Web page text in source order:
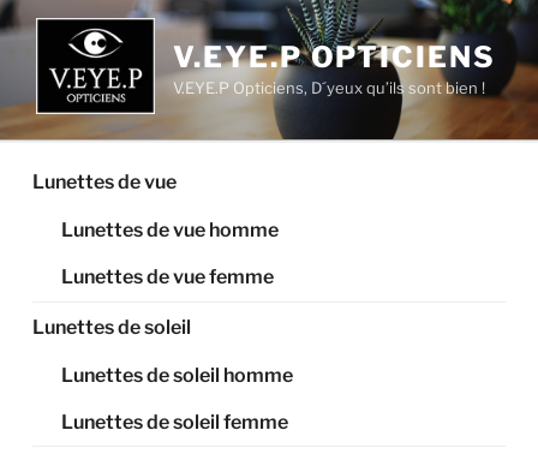
Aller
au
contenu
principal
V.EYE.P OPTICIENS
V.EYE.P Opticiens, D´yeux qu’ils sont bien !
Lunettes de vue
Lunettes de vue homme
Lunettes de vue femme
Lunettes de soleil
Lunettes de soleil homme
Lunettes de soleil femme